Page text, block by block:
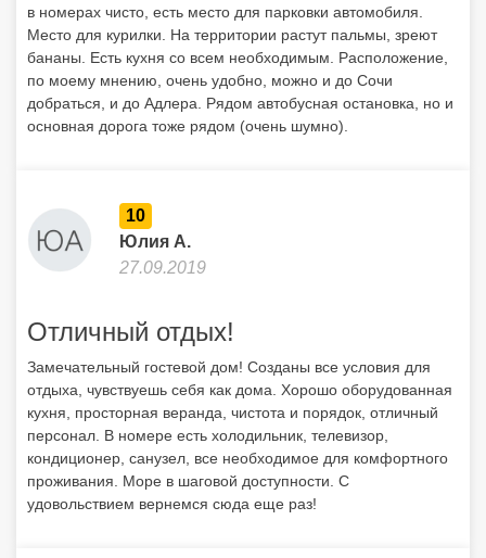
в номерах чисто, есть место для парковки автомобиля.
Место для курилки. На территории растут пальмы, зреют
бананы. Есть кухня со всем необходимым. Расположение,
по моему мнению, очень удобно, можно и до Сочи
добраться, и до Адлера. Рядом автобусная остановка, но и
основная дорога тоже рядом (очень шумно).
10
Юлия А.
27.09.2019
Отличный отдых!
Замечательный гостевой дом! Созданы все условия для
отдыха, чувствуешь себя как дома. Хорошо оборудованная
кухня, просторная веранда, чистота и порядок, отличный
персонал. В номере есть холодильник, телевизор,
кондиционер, санузел, все необходимое для комфортного
проживания. Море в шаговой доступности. С
удовольствием вернемся сюда еще раз!